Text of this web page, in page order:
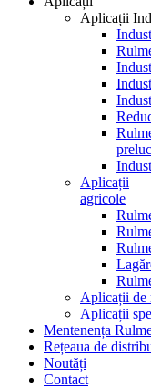
Aplicații
Aplicații
agricole
Aplicații de
Aplicații
Mentenența
Rețeaua de
Noutăți
Contact